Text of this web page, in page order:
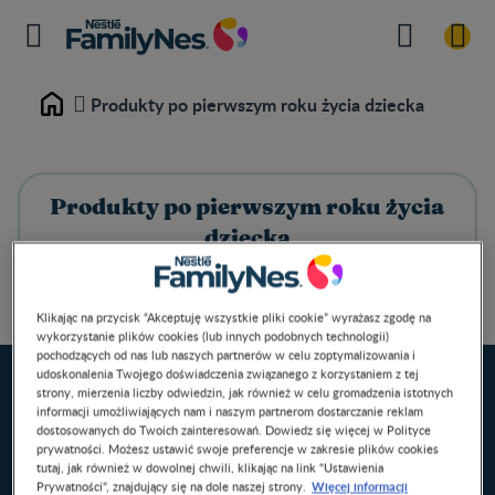
Home Produkty po pierwszym roku życia dziecka
Produkty po pierwszym roku życia
dziecka
Klikając na przycisk “Akceptuję wszystkie pliki cookie” wyrażasz zgodę na
wykorzystanie plików cookies (lub innych podobnych technologii)
pochodzących od nas lub naszych partnerów w celu zoptymalizowania i
udoskonalenia Twojego doświadczenia związanego z korzystaniem z tej
strony, mierzenia liczby odwiedzin, jak również w celu gromadzenia istotnych
informacji umożliwiających nam i naszym partnerom dostarczanie reklam
dostosowanych do Twoich zainteresowań. Dowiedz się więcej w Polityce
prywatności. Możesz ustawić swoje preferencje w zakresie plików cookies
tutaj, jak również w dowolnej chwili, klikając na link "Ustawienia
Prywatności", znajdujący się na dole naszej strony. Więcej informacji